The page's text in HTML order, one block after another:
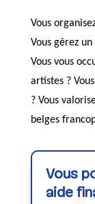
Vous
Vous gérez
Vous vous
artistes ?
? Vous
belges
Vous
aide